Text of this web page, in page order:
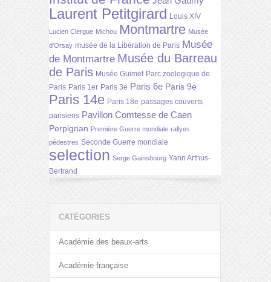
Laurent Petitgirard Louis XIV
Lucien Clergue Michou Montmartre Musée
d'Orsay musée de la Libération de Paris Musée
de Montmartre Musée du Barreau
de Paris Musée Guimet Parc zoologique de
Paris Paris 1er Paris 3e Paris 6e Paris 9e
Paris 14e Paris 18e passages couverts
parisiens Pavillon Comtesse de Caen
Perpignan Première Guerre mondiale rallyes
pédestres Seconde Guerre mondiale
selection Serge Gainsbourg Yann Arthus-
Bertrand
CATÉGORIES
Académie des beaux-arts
Académie française